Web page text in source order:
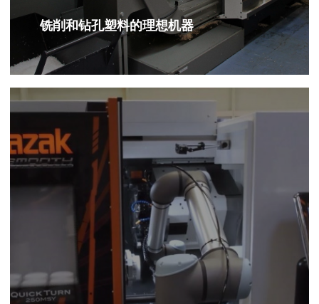
铣削和钻孔塑料的理想机器